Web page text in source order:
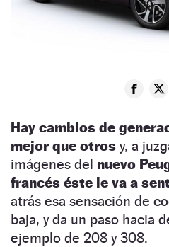
Hay cambios de
mejor que otros y, a
imágenes del nuevo
francés éste le va a
atrás esa sensación de
baja, y da un paso hacia
ejemplo de 208 y 308.